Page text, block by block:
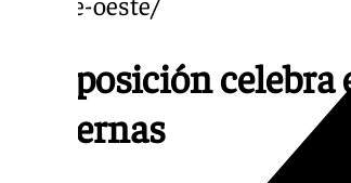
La oposición
Linternas